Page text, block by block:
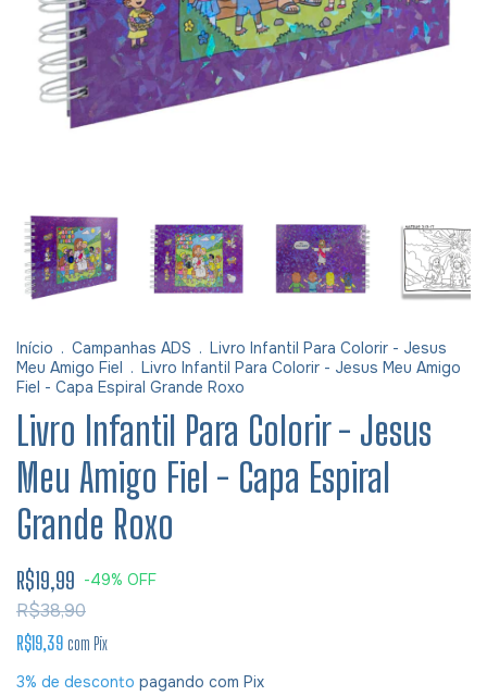
Início . Campanhas ADS . Livro Infantil Para Colorir - Jesus
Meu Amigo Fiel . Livro Infantil Para Colorir - Jesus Meu Amigo
Fiel - Capa Espiral Grande Roxo
Livro Infantil Para Colorir - Jesus
Meu Amigo Fiel - Capa Espiral
Grande Roxo
R$19,99 -49% OFF
R$38,90
R$19,39 com Pix
3% de desconto pagando com Pix